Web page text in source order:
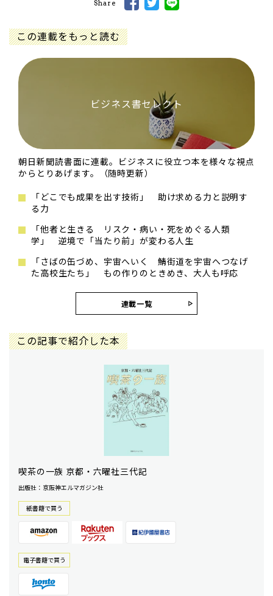
Share
この連載をもっと読む
ビジネス書セレクト
朝日新聞読書面に連載。ビジネスに役立つ本を様々な視点
からとりあげます。（随時更新）
「どこでも成果を出す技術」 助け求める力と説明す
る力
「他者と生きる リスク・病い・死をめぐる人類
学」 逆境で「当たり前」が変わる人生
「さばの缶づめ、宇宙へいく 鯖街道を宇宙へつなげ
た高校生たち」 もの作りのときめき、大人も呼応
連載一覧
この記事で紹介した本
喫茶の一族 京都・六曜社三代記
出版社：京阪神エルマガジン社
紙書籍で買う
電⼦書籍で買う